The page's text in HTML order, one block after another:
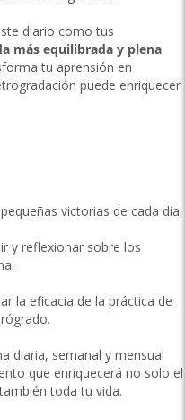
diario como tus
más equilibrada y plena
tu aprensión en
puede enriquecer
victorias de cada día.
y reflexionar sobre los
la eficacia de la práctica de
diaria, semanal y mensual
que enriquecerá no solo el
toda tu vida.